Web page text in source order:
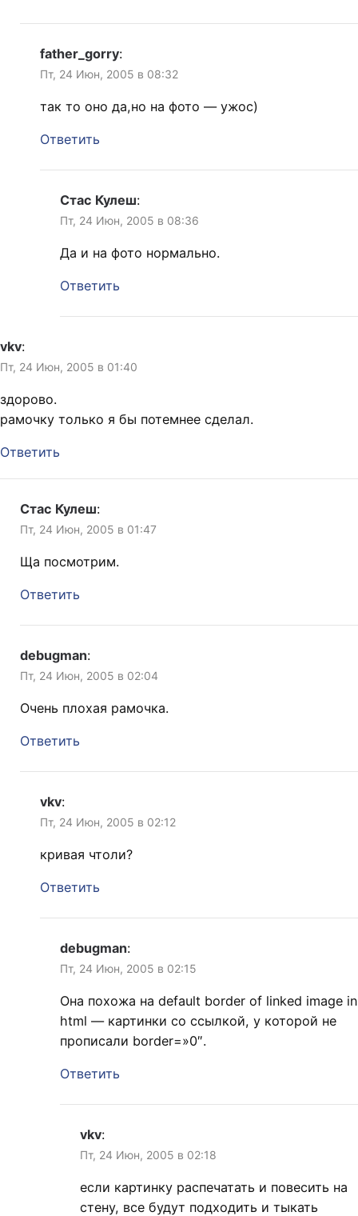
father_gorry:
Пт, 24 Июн, 2005 в 08:32
так то оно да,но на фото — ужос)
Ответить
Стас Кулеш:
Пт, 24 Июн, 2005 в 08:36
Да и на фото нормально.
Ответить
vkv:
Пт, 24 Июн, 2005 в 01:40
здорово.
рамочку только я бы потемнее сделал.
Ответить
Стас Кулеш:
Пт, 24 Июн, 2005 в 01:47
Ща посмотрим.
Ответить
debugman:
Пт, 24 Июн, 2005 в 02:04
Очень плохая рамочка.
Ответить
vkv:
Пт, 24 Июн, 2005 в 02:12
кривая чтоли?
Ответить
debugman:
Пт, 24 Июн, 2005 в 02:15
Она похожа на default border of linked image in
html — картинки со ссылкой, у которой не
прописали border=»0″.
Ответить
vkv:
Пт, 24 Июн, 2005 в 02:18
если картинку распечатать и повесить на
стену, все будут подходить и тыкать